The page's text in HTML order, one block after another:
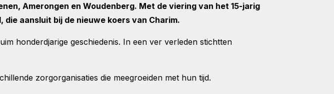
Amerongen en Woudenberg. Met de viering van het 15-jarig
aansluit bij de nieuwe koers van Charim.
honderdjarige geschiedenis. In een ver verleden stichtten
zorgorganisaties die meegroeiden met hun tijd.